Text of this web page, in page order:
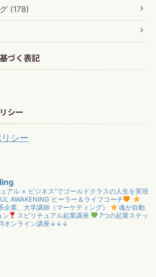
(178)
づく表記
シー
シー
アル × ビジネス”でゴールドクラスの人生を実現
AWAKENING ヒーラー＆ライフコーチ
企業、大学講師（マーケティング）
魂が自動
ン
スピリチュアル起業講座
7つの起業ステッ
オンライン講座↓↓↓